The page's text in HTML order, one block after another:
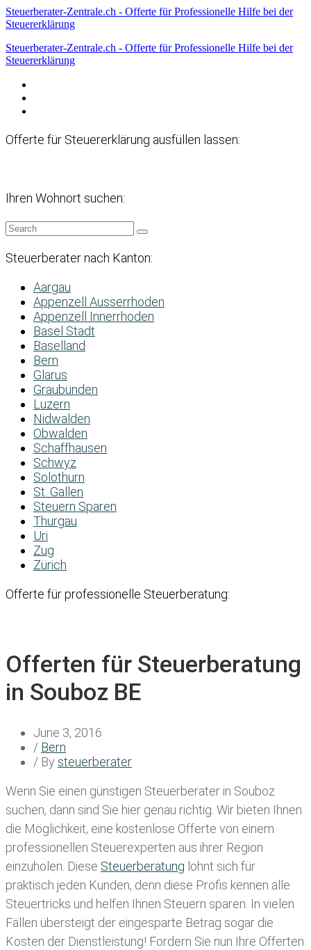
Steuerberater-Zentrale.ch - Offerte für Professionelle Hilfe bei der
Steuererklärung
Steuerberater-Zentrale.ch - Offerte für Professionelle Hilfe bei der
Steuererklärung
Offerte für Steuererklärung ausfüllen lassen:
Ihren Wohnort suchen:
Steuerberater nach Kanton:
Aargau
Appenzell Ausserrhoden
Appenzell Innerrhoden
Basel Stadt
Baselland
Bern
Glarus
Graubünden
Luzern
Nidwalden
Obwalden
Schaffhausen
Schwyz
Solothurn
St. Gallen
Steuern Sparen
Thurgau
Uri
Zug
Zürich
Offerte für professionelle Steuerberatung:
Offerten für Steuerberatung
in Souboz BE
June 3, 2016
/ Bern
/ By steuerberater
Wenn Sie einen günstigen Steuerberater in Souboz
suchen, dann sind Sie hier genau richtig. Wir bieten Ihnen
die Möglichkeit, eine kostenlose Offerte von einem
professionellen Steuerexperten aus ihrer Region
einzuholen. Diese Steuerberatung lohnt sich für
praktisch jeden Kunden, denn diese Profis kennen alle
Steuertricks und helfen Ihnen Steuern sparen. In vielen
Fällen übersteigt der eingesparte Betrag sogar die
Kosten der Dienstleistung! Fordern Sie nun Ihre Offerten